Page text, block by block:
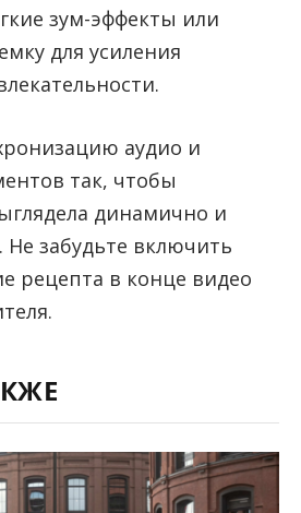
зум-эффекты или
для усиления
аудио и
так, чтобы
динамично и
Не забудьте включить
рецепта в конце видео